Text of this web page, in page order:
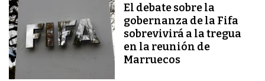
El debate sobre la
gobernanza de la Fifa
sobrevivirá a la tregua
en la reunión de
Marruecos